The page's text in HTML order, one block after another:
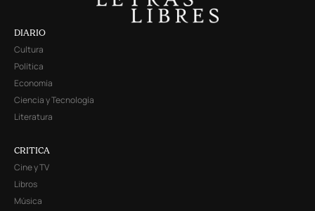
DIARIO
Cultura
Política
Economía
Ciencia y Tecnología
Literatura
CRITICA
Cine y TV
Libros
Música